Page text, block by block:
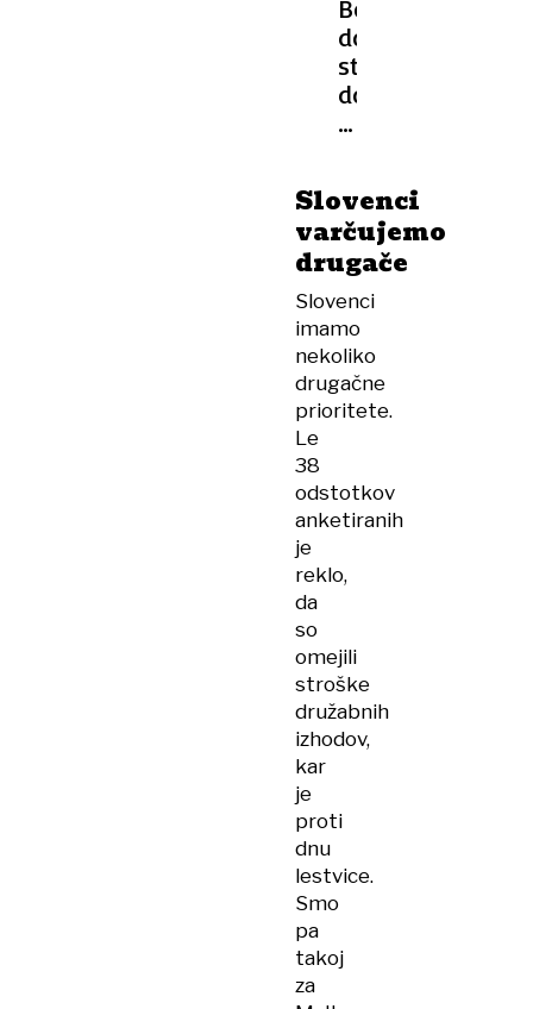
Bo
dostopnost
stanovanj
do
leta
boljša?
Slovenci
varčujemo
drugače
Slovenci
imamo
nekoliko
drugačne
prioritete.
Le
38
odstotkov
anketiranih
je
reklo,
da
so
omejili
stroške
družabnih
izhodov,
kar
je
proti
dnu
lestvice.
Smo
pa
takoj
za